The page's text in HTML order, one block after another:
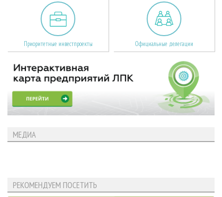
Приоритетные инвестпроекты Официальные делегации
МЕДИА
РЕКОМЕНДУЕМ ПОСЕТИТЬ